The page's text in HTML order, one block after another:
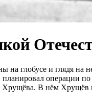
глобусе и глядя
операции
Хрущёва. В нём